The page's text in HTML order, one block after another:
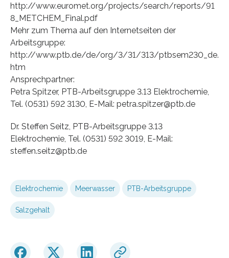
http://www.euromet.org/projects/search/reports/91
8_METCHEM_Final.pdf
Mehr zum Thema auf den Internetseiten der
Arbeitsgruppe:
http://www.ptb.de/de/org/3/31/313/ptbsem230_de.
htm
Ansprechpartner:
Petra Spitzer, PTB-Arbeitsgruppe 3.13 Elektrochemie,
Tel. (0531) 592 3130, E-Mail: petra.spitzer@ptb.de
Dr. Steffen Seitz, PTB-Arbeitsgruppe 3.13
Elektrochemie, Tel. (0531) 592 3019, E-Mail:
steffen.seitz@ptb.de
Elektrochemie Meerwasser PTB-Arbeitsgruppe
Salzgehalt